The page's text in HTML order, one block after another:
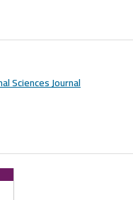
Sciences Journal